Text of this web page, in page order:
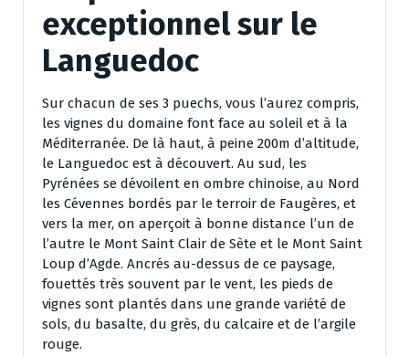
exceptionnel sur le
Languedoc
Sur chacun de ses 3 puechs, vous l’aurez compris,
les vignes du domaine font face au soleil et à la
Méditerranée. De là haut, à peine 200m d’altitude,
le Languedoc est à découvert. Au sud, les
Pyrénées se dévoilent en ombre chinoise, au Nord
les Cévennes bordés par le terroir de Faugères, et
vers la mer, on aperçoit à bonne distance l’un de
l’autre le Mont Saint Clair de Sète et le Mont Saint
Loup d’Agde. Ancrés au-dessus de ce paysage,
fouettés très souvent par le vent, les pieds de
vignes sont plantés dans une grande variété de
sols, du basalte, du grès, du calcaire et de l’argile
rouge.